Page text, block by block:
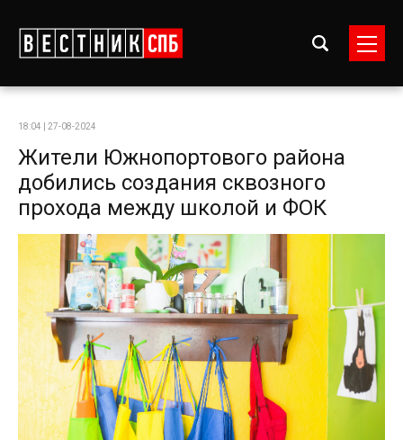
18:04 | 27-08-2024
Жители Южнопортового района
добились создания сквозного
прохода между школой и ФОК